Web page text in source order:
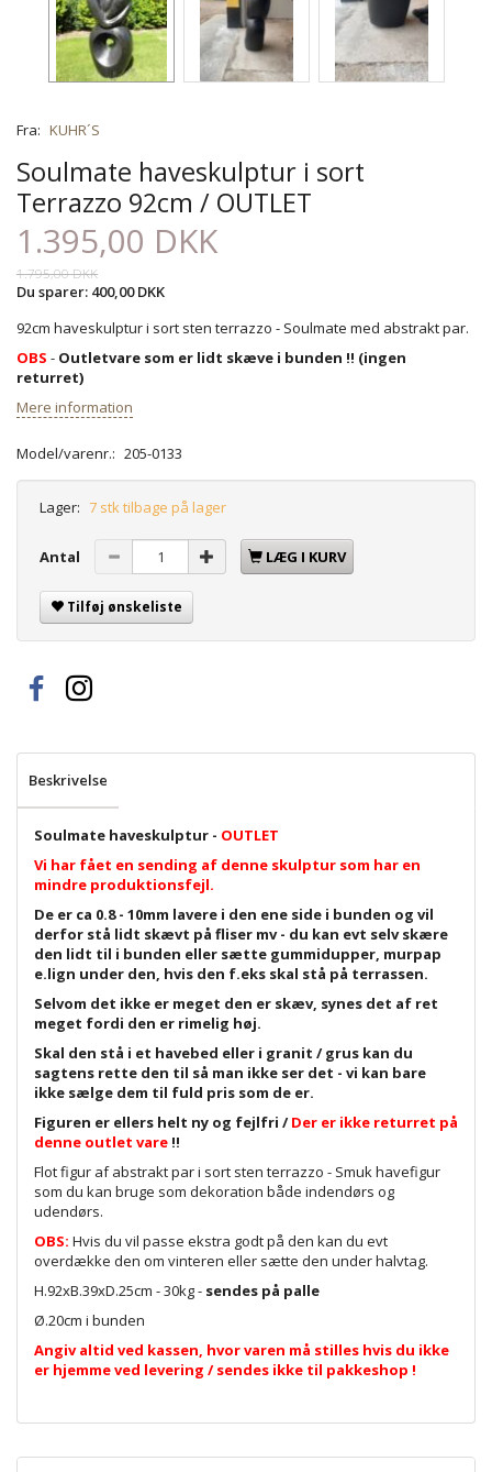
Fra: KUHR´S
Soulmate haveskulptur i sort
Terrazzo 92cm / OUTLET
1.395,00 DKK
1.795,00 DKK
Du sparer: 400,00 DKK
92cm haveskulptur i sort sten terrazzo - Soulmate med abstrakt par.
OBS - Outletvare som er lidt skæve i bunden !! (ingen
returret)
Mere information
Model/varenr.: 205-0133
Lager: 7 stk tilbage på lager
Antal LÆG I KURV
Tilføj ønskeliste
Beskrivelse
Soulmate haveskulptur - OUTLET
Vi har fået en sending af denne skulptur som har en
mindre produktionsfejl.
De er ca 0.8 - 10mm lavere i den ene side i bunden og vil
derfor stå lidt skævt på fliser mv - du kan evt selv skære
den lidt til i bunden eller sætte gummidupper, murpap
e.lign under den, hvis den f.eks skal stå på terrassen.
Selvom det ikke er meget den er skæv, synes det af ret
meget fordi den er rimelig høj.
Skal den stå i et havebed eller i granit / grus kan du
sagtens rette den til så man ikke ser det - vi kan bare
ikke sælge dem til fuld pris som de er.
Figuren er ellers helt ny og fejlfri /Der er ikke returret på
denne outlet vare !!
Flot figur af abstrakt par i sort sten terrazzo - Smuk havefigur
som du kan bruge som dekoration både indendørs og
udendørs.
OBS: Hvis du vil passe ekstra godt på den kan du evt
overdække den om vinteren eller sætte den under halvtag.
H.92xB.39xD.25cm - 30kg - sendes på palle
Ø.20cm i bunden
Angiv altid ved kassen, hvor varen må stilles hvis du ikke
er hjemme ved levering / sendes ikke til pakkeshop !